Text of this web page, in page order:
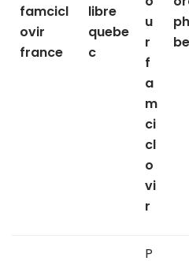
famcicl
ovir
france
libre
quebe
c
u
r
f
a
m
ci
cl
o
vi
r
P